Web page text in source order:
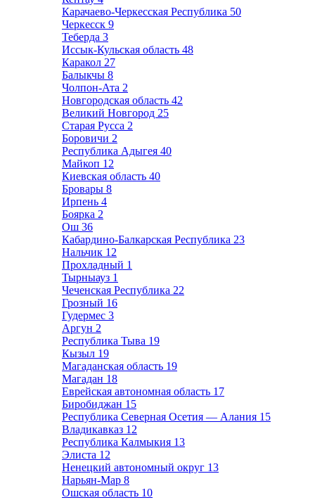
Карачаево-Черкесская Республика 50
Черкесск 9
Теберда 3
Иссык-Кульская область 48
Каракол 27
Балыкчы 8
Чолпон-Ата 2
Новгородская область 42
Великий Новгород 25
Старая Русса 2
Боровичи 2
Республика Адыгея 40
Майкоп 12
Киевская область 40
Бровары 8
Ирпень 4
Боярка 2
Ош 36
Кабардино-Балкарская Республика 23
Нальчик 12
Прохладный 1
Тырныауз 1
Чеченская Республика 22
Грозный 16
Гудермес 3
Аргун 2
Республика Тыва 19
Кызыл 19
Магаданская область 19
Магадан 18
Еврейская автономная область 17
Биробиджан 15
Республика Северная Осетия — Алания 15
Владикавказ 12
Республика Калмыкия 13
Элиста 12
Ненецкий автономный округ 13
Нарьян-Мар 8
Ошская область 10